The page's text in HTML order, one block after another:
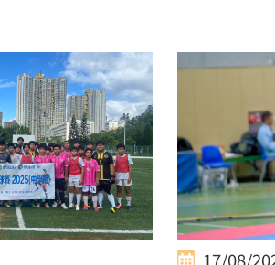
17/08/